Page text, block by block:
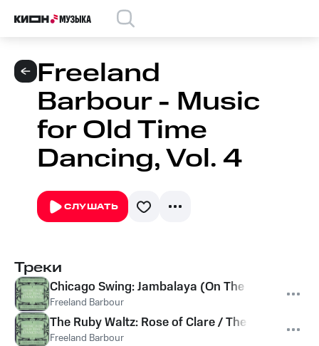
Freeland
Barbour - Music
for Old Time
Dancing, Vol. 4
СЛУШАТЬ
Треки
Chicago Swing: Jambalaya (On The Bayou)
Freeland Barbour
The Ruby Waltz: Rose of Clare / The Greenfield
Freeland Barbour